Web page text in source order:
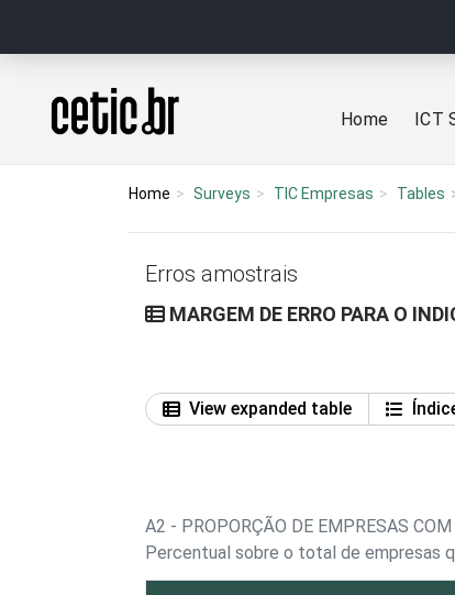
Página inicial
Home ICT
Home Surveys TIC Empresas Tables
Erros amostrais
MARGEM DE ERRO PARA O
View expanded table
A2 - PROPORÇÃO DE EMPRESAS
Percentual sobre o total de empresas